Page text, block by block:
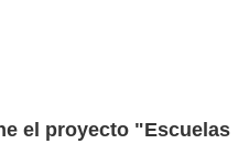
el proyecto "Escuelas